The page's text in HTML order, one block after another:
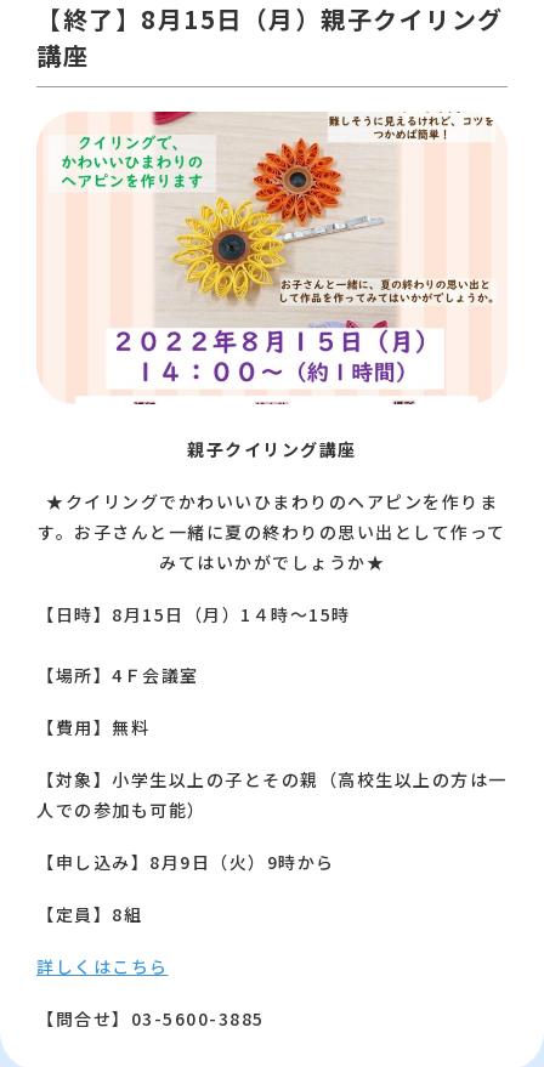
【終了】8月15日（月）親子クイリング
講座
親子クイリング講座
★クイリングでかわいいひまわりのヘアピンを作りま
す。お子さんと一緒に夏の終わりの思い出として作って
みてはいかがでしょうか★
【日時】8月15日（月）1４時～15時
【場所】4Ｆ会議室
【費用】無料
【対象】小学生以上の子とその親（高校生以上の方は一
人での参加も可能）
【申し込み】8月9日（火）9時から
【定員】8組
詳しくはこちら
【問合せ】03-5600-3885